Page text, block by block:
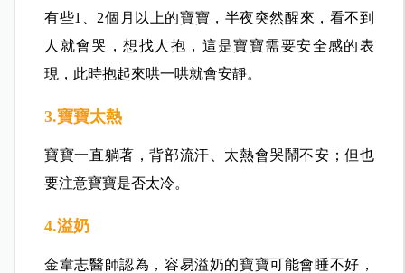
有些1、2個月以上的寶寶，半夜突然醒來，看不到
人就會哭，想找人抱，這是寶寶需要安全感的表
現，此時抱起來哄一哄就會安靜。
3.寶寶太熱
寶寶一直躺著，背部流汗、太熱會哭鬧不安；但也
要注意寶寶是否太冷。
4.溢奶
金韋志醫師認為，容易溢奶的寶寶可能會睡不好，